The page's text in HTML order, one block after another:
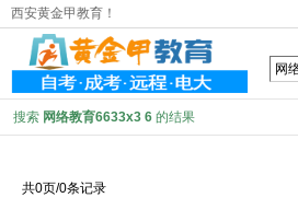
西安黄金甲教育！
搜索 网络教育6633x3 6 的结果
共0页/0条记录